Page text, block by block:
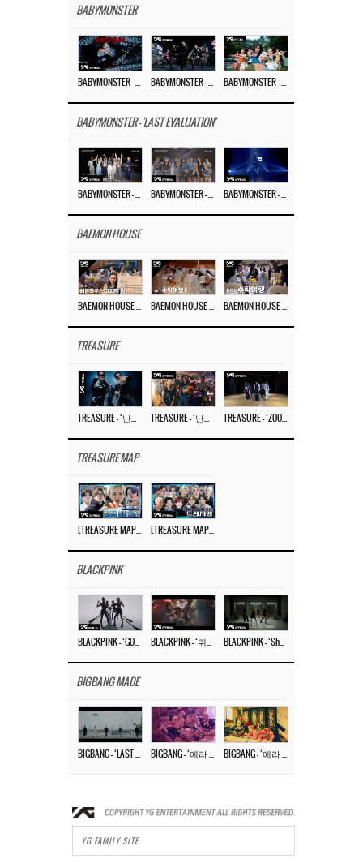
BABYMONSTER
BABYMONSTER - 'LAST EVALUATION'
BAEMON HOUSE
TREASURE
TREASURE MAP
BLACKPINK
BIGBANG MADE
YG FAMILY SITE